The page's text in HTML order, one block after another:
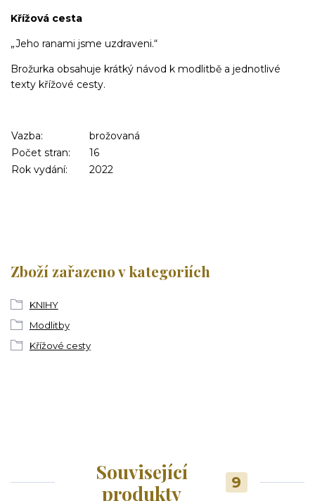
Křížová cesta
„Jeho ranami jsme uzdraveni.“
Brožurka obsahuje krátký návod k modlitbě a jednotlivé
texty křížové cesty.
Vazba:
brožovaná
Počet stran:
16
Rok vydání:
2022
Zboží zařazeno v kategoriích
KNIHY
Modlitby
Křížové cesty
Související
produkty
9